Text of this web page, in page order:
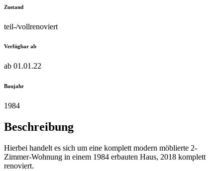
Zustand
teil-/vollrenoviert
Verfügbar ab
ab 01.01.22
Baujahr
1984
Beschreibung
Hierbei handelt es sich um eine komplett modern möblierte 2-
Zimmer-Wohnung in einem 1984 erbauten Haus, 2018 komplett
renoviert.